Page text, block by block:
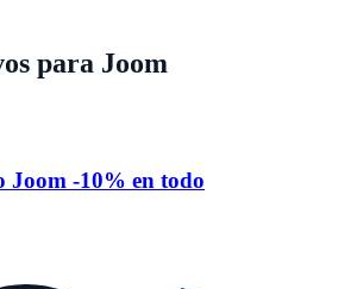
para Joom
Joom -10% en todo